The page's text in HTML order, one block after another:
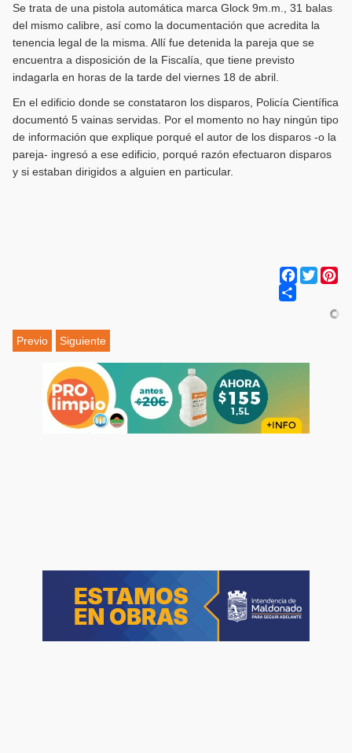
Se trata de una pistola automática marca Glock 9m.m., 31 balas
del mismo calibre, así como la documentación que acredita la
tenencia legal de la misma. Allí fue detenida la pareja que se
encuentra a disposición de la Fiscalía, que tiene previsto
indagarla en horas de la tarde del viernes 18 de abril.
En el edificio donde se constataron los disparos, Policía Científica
documentó 5 vainas servidas. Por el momento no hay ningún tipo
de información que explique porqué el autor de los disparos -o la
pareja- ingresó a ese edificio, porqué razón efectuaron disparos
y si estaban dirigidos a alguien en particular.
Facebook
Twitter
Previo Siguiente